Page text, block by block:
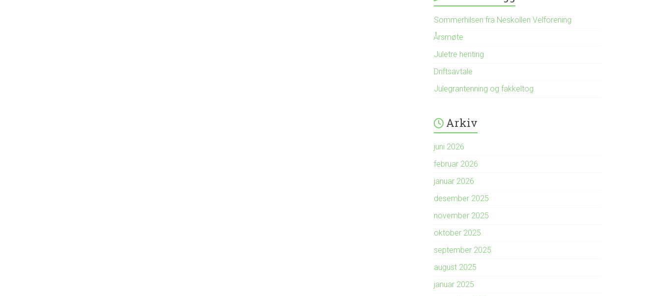
Sommerhilsen fra Neskollen Velforening
Årsmøte
Juletre henting
Driftsavtale
Julegrantenning og fakkeltog
Arkiv
juni 2026
februar 2026
januar 2026
desember 2025
november 2025
oktober 2025
september 2025
august 2025
januar 2025